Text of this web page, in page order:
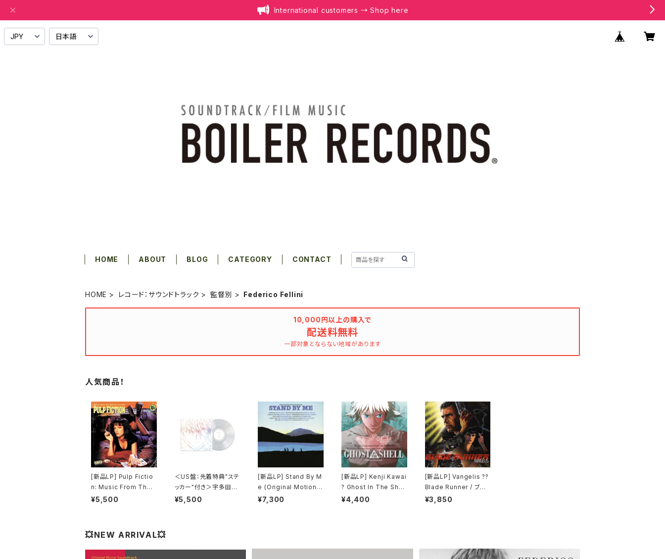
International customers → Shop here
HOME ABOUT BLOG CATEGORY CONTACT
HOME レコード：サウンドトラック 監督別 Federico Fellini
10,000円以上の購入で
配送料無料
一部対象とならない地域があります
人気商品！
[新品LP] Pulp Fictio
n: Music From The
Motion Picture (180
¥5,500
＜US盤：先着特典"ステ
ッカー"付き＞宇多田ヒ
カル - One Last Kiss
¥5,500
[新品LP] Stand By M
e (Original Motion P
icture Soundtrack) /
¥7,300
[新品LP] Kenji Kawai
? Ghost In The Shell
(Original Soundtrac
¥4,400
[新品LP] Vangelis ??
Blade Runner / ブレ
ードランナー
¥3,850
💥NEW ARRIVAL💥